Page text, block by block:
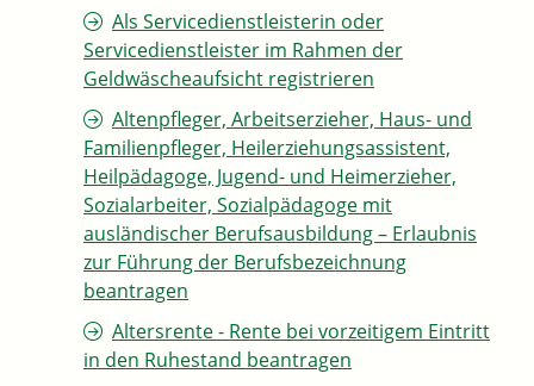
Als Servicedienstleisterin oder
Servicedienstleister im Rahmen der
Geldwäscheaufsicht registrieren
Altenpfleger, Arbeitserzieher, Haus- und
Familienpfleger, Heilerziehungsassistent,
Heilpädagoge, Jugend- und Heimerzieher,
Sozialarbeiter, Sozialpädagoge mit
ausländischer Berufsausbildung – Erlaubnis
zur Führung der Berufsbezeichnung
beantragen
Altersrente - Rente bei vorzeitigem Eintritt
in den Ruhestand beantragen